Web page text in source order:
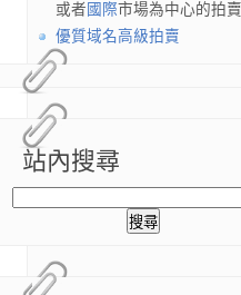
或者 國際市場為中心的拍賣
優質域名高級拍賣
站內搜尋